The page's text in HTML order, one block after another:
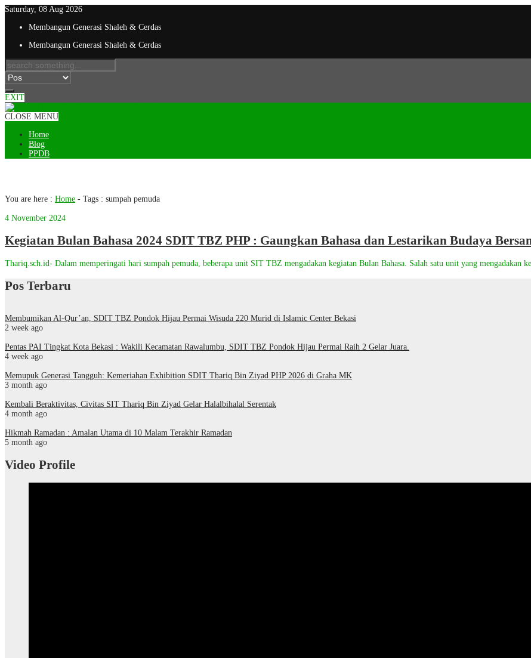
Saturday, 08 Aug 2026
Membangun Generasi Shaleh & Cerdas
Membangun Generasi Shaleh & Cerdas
EXIT
CLOSE MENU
Home
Blog
PPDB
You are here : Home - Tags : sumpah pemuda
4 November 2024
Kegiatan Bulan Bahasa 2024 SDIT TBZ PHP : Gaungkan Bahasa dan Lestarikan Budaya
Thariq.sch.id- Dalam memperingati hari sumpah pemuda, beberapa unit SIT TBZ mengadakan kegiatan Bulan Bahasa. Salah satu unit yang mengadakan
Pos Terbaru
Membumikan Al-Qur’an, SDIT TBZ Pondok Hijau Permai Wisuda 220 Murid di Islamic Center Bekasi
2 week ago
Pentas PAI Tingkat Kota Bekasi : Wakili Kecamatan Rawalumbu, SDIT TBZ Pondok Hijau Permai Raih 2 Gelar Juara.
4 week ago
Memupuk Generasi Tangguh: Kemeriahan Exhibition SDIT Thariq Bin Ziyad PHP 2026 di Graha MK
3 month ago
Kembali Beraktivitas, Civitas SIT Thariq Bin Ziyad Gelar Halalbihalal Serentak
4 month ago
Hikmah Ramadan : Amalan Utama di 10 Malam Terakhir Ramadan
5 month ago
Video Profile